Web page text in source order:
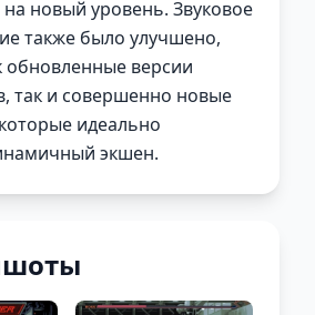
новый уровень. Звуковое
также было улучшено,
обновленные версии
так и совершенно новые
идеально
экшен.